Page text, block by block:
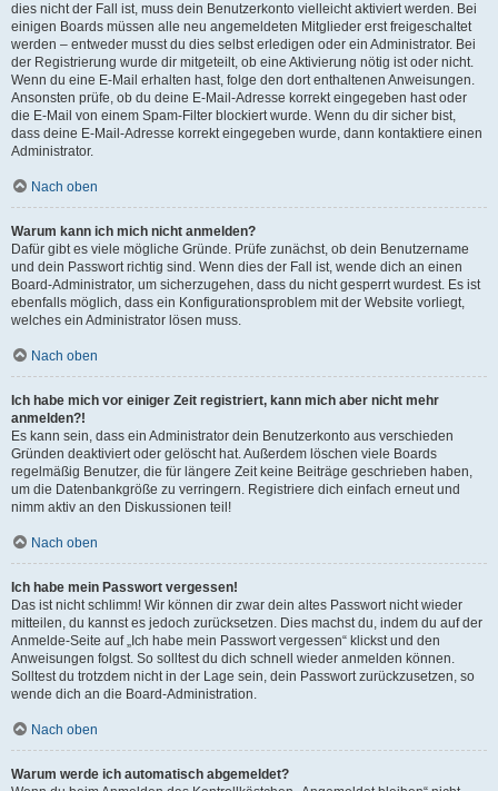
dies nicht der Fall ist, muss dein Benutzerkonto vielleicht aktiviert werden. Bei
einigen Boards müssen alle neu angemeldeten Mitglieder erst freigeschaltet
werden – entweder musst du dies selbst erledigen oder ein Administrator. Bei
der Registrierung wurde dir mitgeteilt, ob eine Aktivierung nötig ist oder nicht.
Wenn du eine E-Mail erhalten hast, folge den dort enthaltenen Anweisungen.
Ansonsten prüfe, ob du deine E-Mail-Adresse korrekt eingegeben hast oder
die E-Mail von einem Spam-Filter blockiert wurde. Wenn du dir sicher bist,
dass deine E-Mail-Adresse korrekt eingegeben wurde, dann kontaktiere einen
Administrator.
Nach oben
Warum kann ich mich nicht anmelden?
Dafür gibt es viele mögliche Gründe. Prüfe zunächst, ob dein Benutzername
und dein Passwort richtig sind. Wenn dies der Fall ist, wende dich an einen
Board-Administrator, um sicherzugehen, dass du nicht gesperrt wurdest. Es ist
ebenfalls möglich, dass ein Konfigurationsproblem mit der Website vorliegt,
welches ein Administrator lösen muss.
Nach oben
Ich habe mich vor einiger Zeit registriert, kann mich aber nicht mehr
anmelden?!
Es kann sein, dass ein Administrator dein Benutzerkonto aus verschieden
Gründen deaktiviert oder gelöscht hat. Außerdem löschen viele Boards
regelmäßig Benutzer, die für längere Zeit keine Beiträge geschrieben haben,
um die Datenbankgröße zu verringern. Registriere dich einfach erneut und
nimm aktiv an den Diskussionen teil!
Nach oben
Ich habe mein Passwort vergessen!
Das ist nicht schlimm! Wir können dir zwar dein altes Passwort nicht wieder
mitteilen, du kannst es jedoch zurücksetzen. Dies machst du, indem du auf der
Anmelde-Seite auf „Ich habe mein Passwort vergessen“ klickst und den
Anweisungen folgst. So solltest du dich schnell wieder anmelden können.
Solltest du trotzdem nicht in der Lage sein, dein Passwort zurückzusetzen, so
wende dich an die Board-Administration.
Nach oben
Warum werde ich automatisch abgemeldet?